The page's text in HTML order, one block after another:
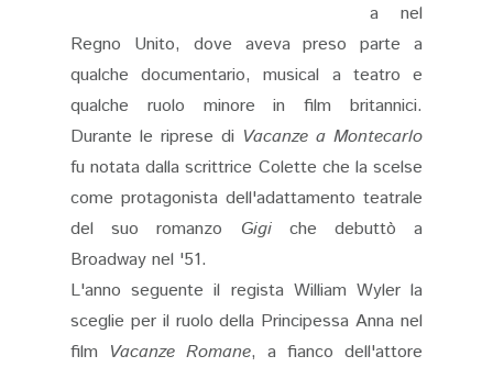
a nel
Regno Unito, dove aveva preso parte a
qualche documentario, musical a teatro e
qualche ruolo minore in film britannici.
Durante le riprese di Vacanze a Montecarlo
fu notata dalla scrittrice Colette che la scelse
come protagonista dell'adattamento teatrale
del suo romanzo Gigi che debuttò a
Broadway nel '51.
L'anno seguente il regista William Wyler la
sceglie per il ruolo della Principessa Anna nel
film Vacanze Romane, a fianco dell'attore